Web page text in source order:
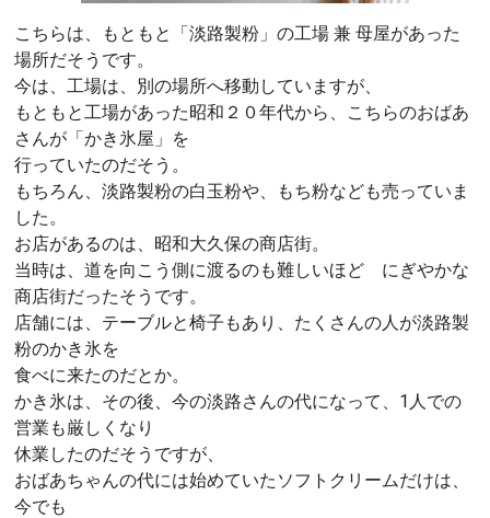
こちらは、もともと「淡路製粉」の工場 兼 母屋があった
場所だそうです。
今は、工場は、別の場所へ移動していますが、
もともと工場があった昭和２０年代から、こちらのおばあ
さんが「かき氷屋」を
行っていたのだそう。
もちろん、淡路製粉の白玉粉や、もち粉なども売っていま
した。
お店があるのは、昭和大久保の商店街。
当時は、道を向こう側に渡るのも難しいほど にぎやかな
商店街だったそうです。
店舗には、テーブルと椅子もあり、たくさんの人が淡路製
粉のかき氷を
食べに来たのだとか。
かき氷は、その後、今の淡路さんの代になって、1人での
営業も厳しくなり
休業したのだそうですが、
おばあちゃんの代には始めていたソフトクリームだけは、
今でも